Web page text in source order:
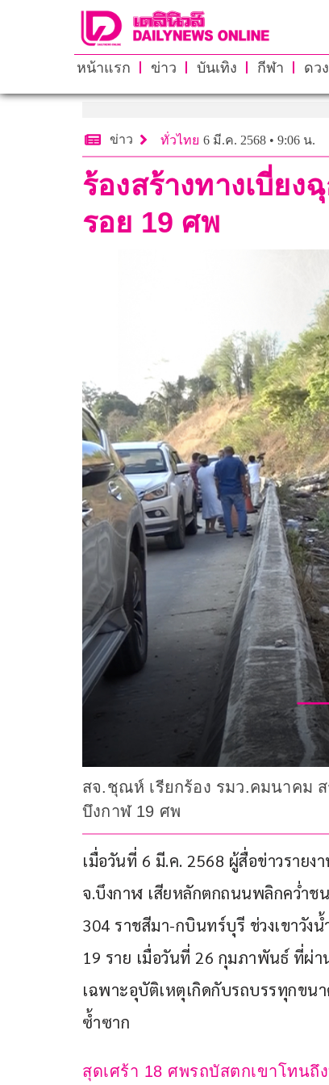
หน้าแรก ข่าว บันเทิง กีฬา ดว
ข่าว ทั่วไทย 6 มี.ค. 2568 • 9:06 น.
ร้องสร้างทางเบี่ยง
รอย 19 ศพ
สจ.ชุณห์ เรียกร้อง รมว.คมนาคม
บึงกาฬ 19 ศพ
เมื่อวันที่ 6 มี.ค. 2568 ผู้สื่อข่าวราย
จ.บึงกาฬ เสียหลักตกถนนพลิกคว่ำช
304 ราชสีมา-กบินทร์บุรี ช่วงเขาวัง
19 ราย เมื่อวันที่ 26 กุมภาพันธ์ ที่ผ่
เฉพาะอุบัติเหตุเกิดกับรถบรรทุกขน
ซ้ำซาก
สุดเศร้า 18 ศพรถบัสตกเขาโทน